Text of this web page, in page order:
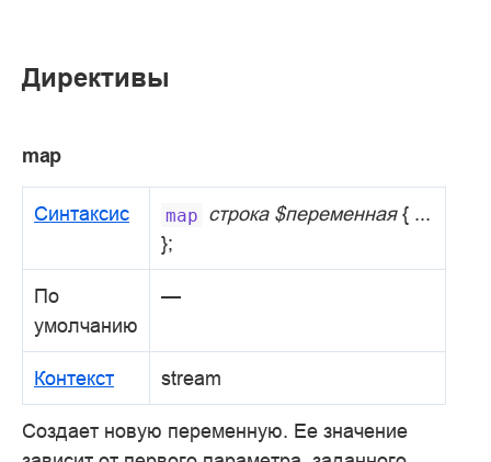
Директивы
map
Синтаксис map строка $переменная{ ...
};
По
умолчанию
—
Контекст stream
Создает новую переменную. Ее значение